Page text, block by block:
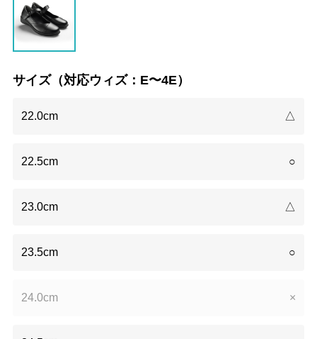
サイズ（対応ウィズ：E〜4E）
22.0cm △
22.5cm ○
23.0cm △
23.5cm ○
24.0cm ×